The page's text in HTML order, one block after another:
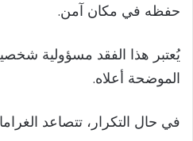
حفظه في مكان آمن.
يُعتبر هذا الفقد مسؤولية
الموضحة أعلاه.
في حال التكرار، تتصاعد